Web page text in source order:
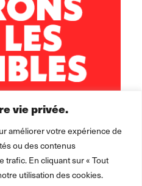
vie privée.
améliorer votre expérience de
ou des contenus
trafic. En cliquant sur « Tout
utilisation des cookies.